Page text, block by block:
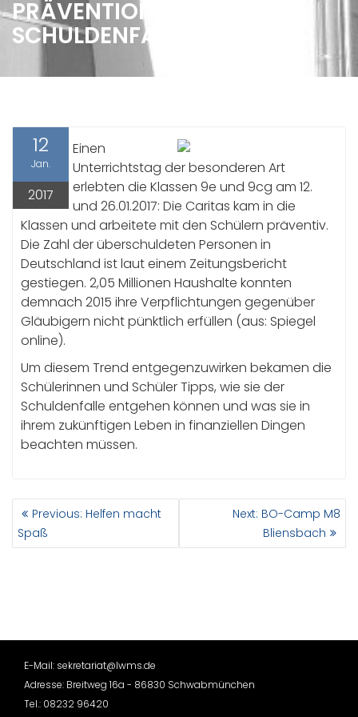
PRÄVENTION: ACHTUNG
SCHULDENFALLE! JGST. 9
12
Jan.
2017
Einen
Unterrichtstag der besonderen Art
erlebten die Klassen 9e und 9cg am 12.
und 26.01.2017: Die Caritas kam in die
Klassen und arbeitete mit den Schülern präventiv.
Die Zahl der überschuldeten Personen in
Deutschland ist laut einem Zeitungsbericht
gestiegen. 2,05 Millionen Haushalte konnten
demnach 2015 ihre Verpflichtungen gegenüber
Gläubigern nicht pünktlich erfüllen (aus: Spiegel
online).
Um diesem Trend entgegenzuwirken bekamen die
Schülerinnen und Schüler Tipps, wie sie der
Schuldenfalle entgehen können und was sie in
ihrem zukünftigen Leben in finanziellen Dingen
beachten müssen.
BEITRAGSNAVIGATION
Previous: Previous
Helfen macht
Spaß
Next: Next
post:
BO-Camp M8
Bliensbach
E-Mail: sekretariat@lwms.de
Adresse: Breitweg 16a - 86830 Schwabmünchen
Tel.: 08232 96420